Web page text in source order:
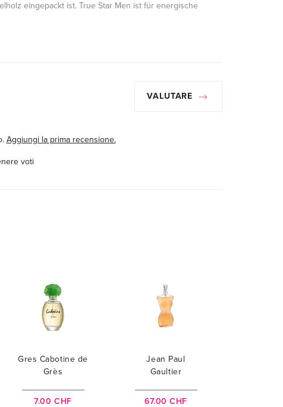
eingepackt ist. True Star Men ist für energische
VALUTARE
Aggiungi la prima recensione.
voti
Gres Cabotine de
Grès
7.00 CHF
Jean Paul
Gaultier
67.00 CHF